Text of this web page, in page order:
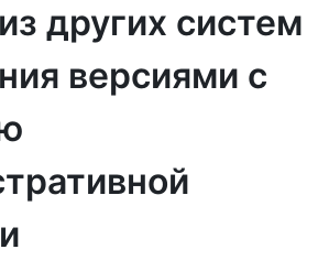
других систем
версиями с